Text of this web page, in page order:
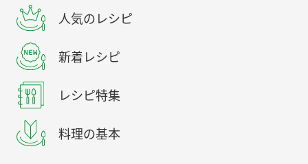
人気のレシピ
新着レシピ
レシピ特集
料理の基本